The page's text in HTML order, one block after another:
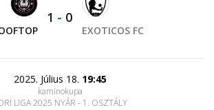
1 - 0
EXOTICOS FC
2025. Július 18. 19:45
kaminokupa
LIGA 2025 NYÁR - 1. OSZTÁLY